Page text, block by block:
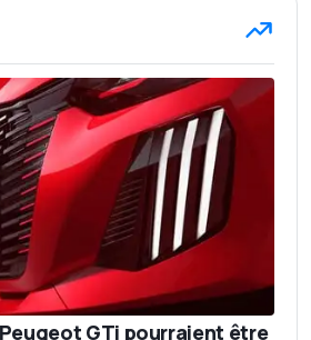
GTi pourraient être